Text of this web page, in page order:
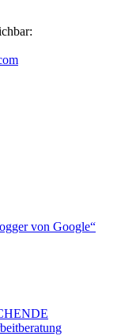
von Google“